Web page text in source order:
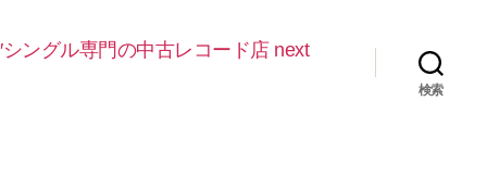
ングル専門の中古レコード店 next
検索